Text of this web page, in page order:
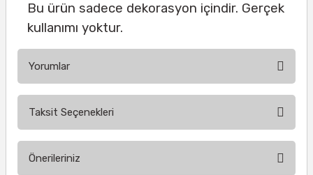
Bu ürün sadece dekorasyon içindir. Gerçek
kullanımı yoktur.
Yorumlar
Taksit Seçenekleri
Önerileriniz